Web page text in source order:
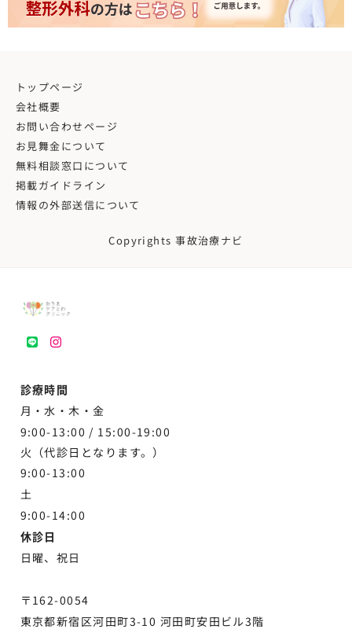
トップページ
会社概要
お問い合わせページ
お見舞金について
無料相談窓口について
掲載ガイドライン
情報の外部送信について
Copyrights 事故治療ナビ
LINEinstagram
診療時間
月・水・木・金
9:00-13:00 / 15:00-19:00
火（代診日となります。）
9:00-13:00
土
9:00-14:00
休診日
日曜、祝日
〒162-0054
東京都新宿区河田町3-10 河田町安田ビル3階